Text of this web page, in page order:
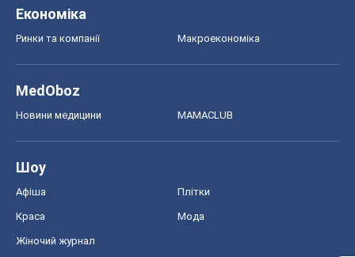
Економіка
Ринки та компанії Макроекономіка
MedOboz
Новини медицини MAMACLUB
Шоу
Афіша Плітки
Краса Мода
Жіночий журнал